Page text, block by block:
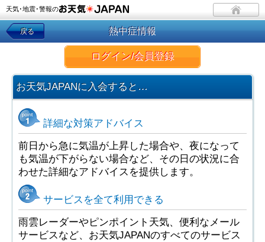
天気･地震･警報の
戻る 熱中症情報
ログイン/会員登録
お天気JAPANに入会すると…
詳細な対策アドバイス
前日から急に気温が上昇した場合や、夜になって
も気温が下がらない場合など、その日の状況に合
わせた詳細なアドバイスを提供します。
サービスを全て利用できる
雨雲レーダーやピンポイント天気、便利なメール
サービスなど、お天気JAPANのすべてのサービス